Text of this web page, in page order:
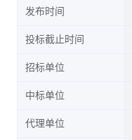
发布时间
投标截止时间
招标单位
中标单位
代理单位